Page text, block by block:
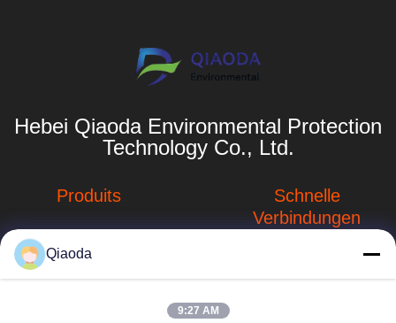
Hebei Qiaoda Environmental Protection
Technology Co., Ltd.
Produits
Systeme zur
Sammlung von
hbkedacc@gmail.com
Schnelle
Verbindungen
Qiaoda
9:27 AM